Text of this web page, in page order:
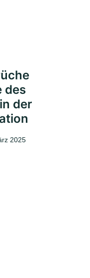
des
der
2025